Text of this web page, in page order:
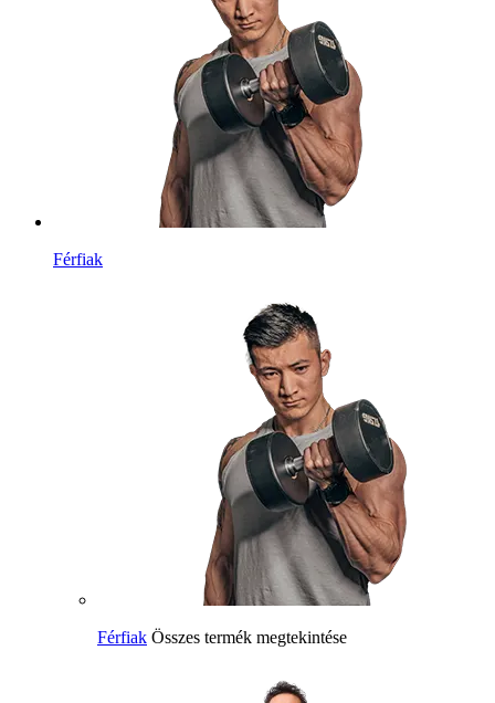
Férfiak
Férfiak Összes termék megtekintése